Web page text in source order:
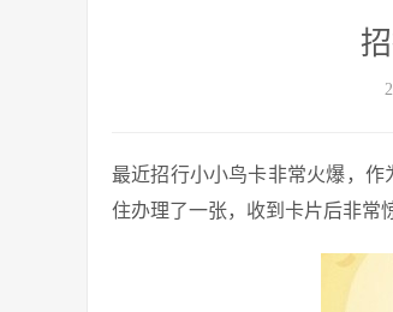
最近招行小小鸟卡非常火爆，
住办理了一张，收到卡片后非常